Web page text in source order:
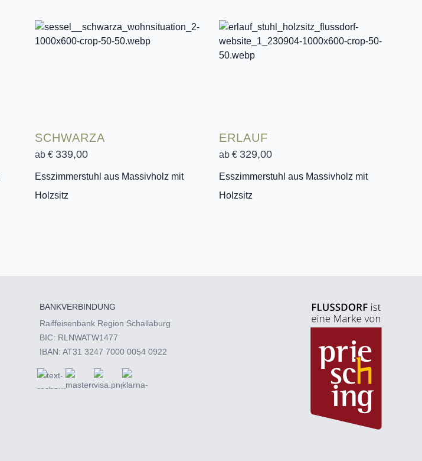
SCHWARZA
ab € 339,00
Esszimmerstuhl aus Massivholz mit
Holzsitz
ERLAUF
ab € 329,00
Esszimmerstuhl aus Massivholz mit
Holzsitz
BANKVERBINDUNG
Raiffeisenbank Region Schallaburg
BIC: RLNWATW1477
IBAN: AT31 3247 7000 0054 0922